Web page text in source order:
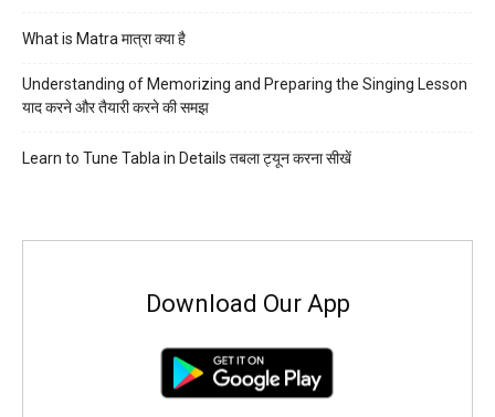
What is Matra मात्रा क्या है
Understanding of Memorizing and Preparing the Singing Lesson
याद करने और तैयारी करने की समझ
Learn to Tune Tabla in Details तबला ट्यून करना सीखें
Download Our App